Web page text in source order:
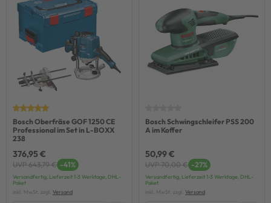
Bosch Oberfräse GOF 1250 CE
Professional im Set in L-BOXX
238
376,95 €
UVP 643,79 € -41%
Versandfertig, Lieferzeit 1-3 Werktage, DHL-
Paket
inkl. MwSt. zzgl. Versand
Bosch Schwingschleifer PSS 200
A im Koffer
50,99 €
UVP 70,00 € -27%
Versandfertig, Lieferzeit 1-3 Werktage, DHL-
Paket
inkl. MwSt. zzgl. Versand